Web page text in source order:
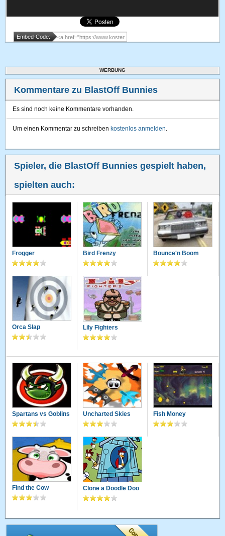
Embed-Code:
WERBUNG
Kommentare zu BlastOff Bunnies
Es sind noch keine Kommentare vorhanden.
Um einen Kommentar zu schreiben kostenlos anmelden.
Spieler, die BlastOff Bunnies gespielt haben,
spielten auch:
Frogger Bird Frenzy Bounce'n Boom
Orca Slap Lily Fighters
Spartans vs Goblins Uncharted Skies Fish Money
Find the Cow Clone a Doodle Doo